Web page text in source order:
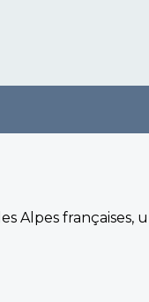
Alpes